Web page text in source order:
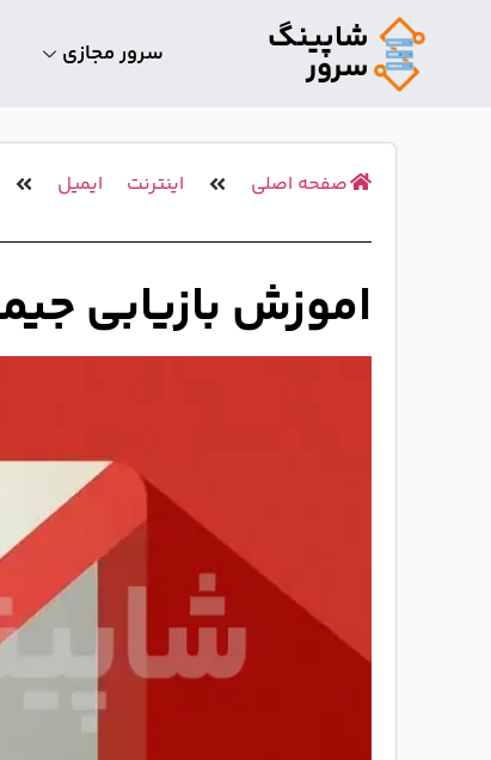
شاپینگ
سرور سرور مجازی
صفحه اصلی اینترنت ایمیل
اموزش بازیابی